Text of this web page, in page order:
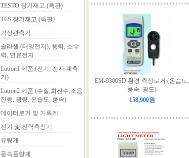
TESTO 장기재고 (특판)
TES 장기재고 (특판)
기상관측기
솔라셀 (태양전지), 풍력, 소수
력, 연료전지
Lutron1 제품 (전기, 전자 계측
기)
Lutron2 제품 (수질,회전수,소음
진동, 광량, 온습도, 풍속)
데이터로거 및 기록계
전기 및 전력측정기
유량계
풍속풍량계
EM-9300SD 환경 측정로거 (온습도,
풍속, 광도)
158,900원